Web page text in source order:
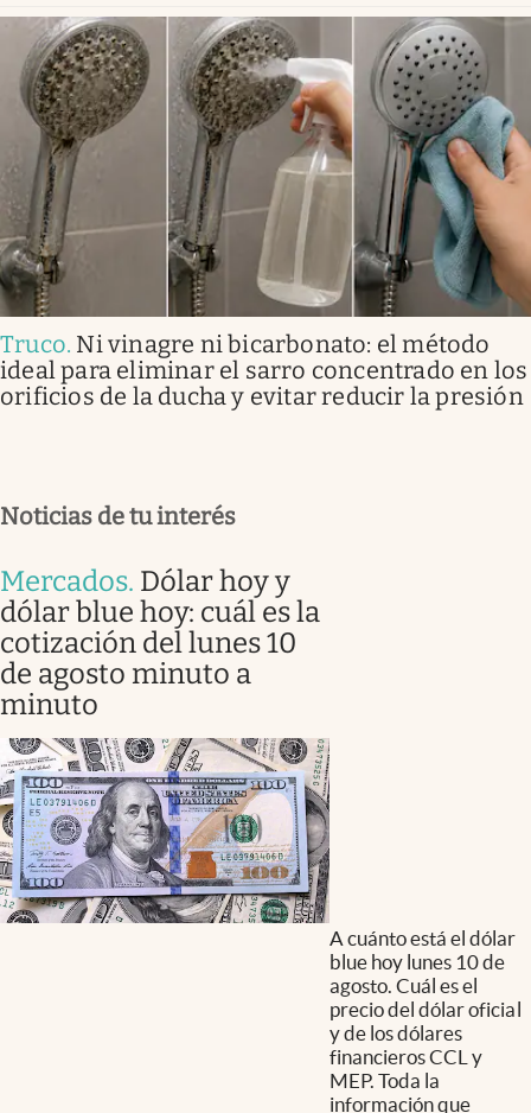
Truco. Ni vinagre ni bicarbonato: el método
ideal para eliminar el sarro concentrado en los
orificios de la ducha y evitar reducir la presión
Noticias de tu interés
Mercados. Dólar hoy y
dólar blue hoy: cuál es la
cotización del lunes 10
de agosto minuto a
minuto
A cuánto está el dólar
blue hoy lunes 10 de
agosto. Cuál es el
precio del dólar oficial
y de los dólares
financieros CCL y
MEP. Toda la
información que